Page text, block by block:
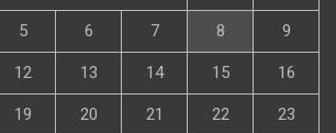
5 6 7 8 9
12 13 14 15 16
19 20 21 22 23